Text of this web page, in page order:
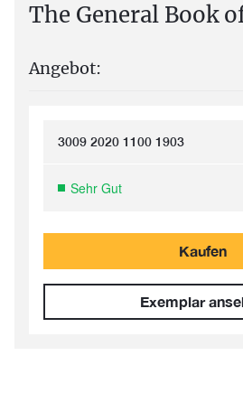
The General Book
Angebot:
3009 2020 1100 1903
Sehr Gut
Kaufen
Exemplar